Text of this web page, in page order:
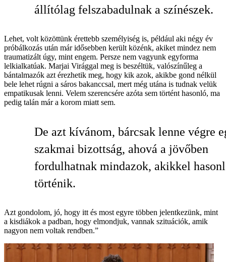
állítólag felszabadulnak a színészek.
Lehet, volt közöttünk érettebb személyiség is, például aki négy év
próbálkozás után már idősebben került közénk, akiket mindez nem
traumatizált úgy, mint engem. Persze nem vagyunk egyforma
lelkialkatúak. Marjai Virággal meg is beszéltük, valószínűleg a
bántalmazók azt érezhetik meg, hogy kik azok, akikbe gond nélkül
bele lehet rúgni a sáros bakanccsal, mert még utána is tudnak velük
empatikusak lenni. Velem szerencsére azóta sem történt hasonló, ma
pedig talán már a korom miatt sem.
De azt kívánom, bárcsak lenne végre
szakmai bizottság, ahová a jövőben
fordulhatnak mindazok, akikkel
történik.
Azt gondolom, jó, hogy itt és most egyre többen jelentkezünk, mint
a kisdiákok a padban, hogy elmondjuk, vannak szituációk, amik
nagyon nem voltak rendben.”